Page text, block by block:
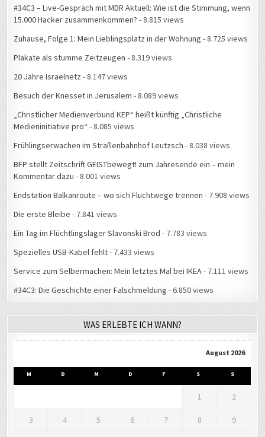
#34C3 – Live-Gespräch mit MDR Aktuell: Wie ist die Stimmung, wenn
15.000 Hacker zusammenkommen? - 8.815 views
Zuhause, Folge 1: Mein Lieblingsplatz in der Wohnung - 8.725 views
Plakate als stumme Zeitzeugen - 8.319 views
20 Jahre Israelnetz - 8.147 views
Besuch der Knesset in Jerusalem - 8.089 views
„Christlicher Medienverbund KEP“ heißt künftig „Christliche
Medieninitiative pro“ - 8.085 views
Frühlingserwachen im Straßenbahnhof Leutzsch - 8.038 views
BFP stellt Zeitschrift GEISTbewegt! zum Jahresende ein – mein
Kommentar dazu - 8.001 views
Endstation Balkanroute – wo sich Fluchtwege trennen - 7.908 views
Die erste Bleibe - 7.841 views
Ein Tag im Flüchtlingslager Slavonski Brod - 7.783 views
Spezielles USB-Kabel fehlt- 7.433 views
Service zum Selbermachen: Mein letztes Mal bei IKEA- 7.111 views
#34C3: Die Geschichte einer Falschmeldung - 6.850 views
WAS ERLEBTE ICH WANN?
August 2026
M D M D F S S
1 2
3 4 5 6 7 8 9